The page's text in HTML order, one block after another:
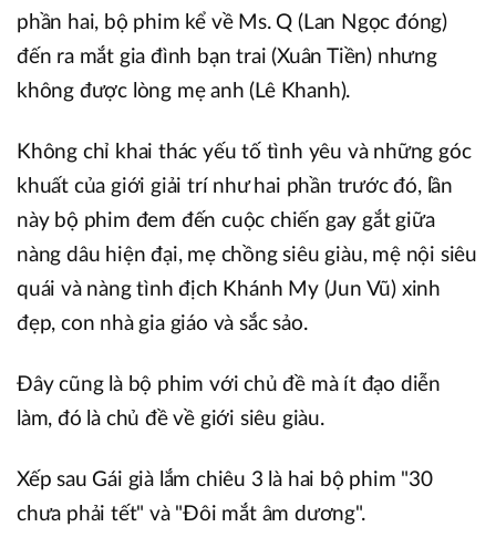
phần hai, bộ phim kể về Ms. Q (Lan Ngọc đóng)
đến ra mắt gia đình bạn trai (Xuân Tiền) nhưng
không được lòng mẹ anh (Lê Khanh).
Không chỉ khai thác yếu tố tình yêu và những góc
khuất của giới giải trí như hai phần trước đó, lần
này bộ phim đem đến cuộc chiến gay gắt giữa
nàng dâu hiện đại, mẹ chồng siêu giàu, mệ nội siêu
quái và nàng tình địch Khánh My (Jun Vũ) xinh
đẹp, con nhà gia giáo và sắc sảo.
Đây cũng là bộ phim với chủ đề mà ít đạo diễn
làm, đó là chủ đề về giới siêu giàu.
Xếp sau Gái già lắm chiêu 3 là hai bộ phim "30
chưa phải tết" và "Đôi mắt âm dương".